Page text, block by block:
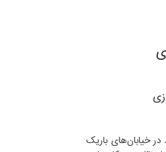
خیابان‌های باریک